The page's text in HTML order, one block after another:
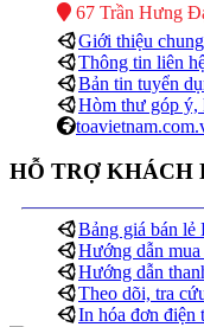
67 Trần Hưng
Giới thiệu
Thông tin liên
Bản tin tuyển
Hòm thư góp ý,
HỖ TRỢ KHÁCH
Bảng giá bán
Hướng dẫn
Hướng dẫn
Theo dõi, tra
In hóa đơn điện